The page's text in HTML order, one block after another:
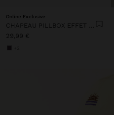
Online Exclusive
29,99 €